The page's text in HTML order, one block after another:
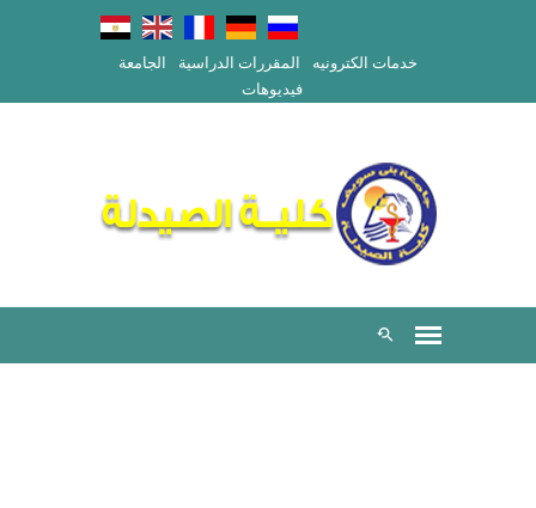
الجامعة المقررات الدراسية
خدمات الكترونيه
فيديوهات